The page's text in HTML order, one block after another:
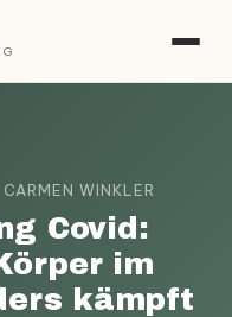
WINKLER
Covid:
im
kämpft